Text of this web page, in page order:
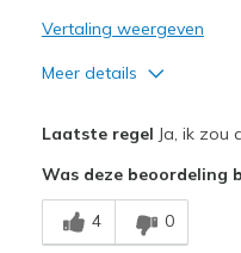
Vertaling weergeven
Meer details
Comfortable
Stylish
Laatste regel Ja, ik zou
Was deze beoordeling
4 0